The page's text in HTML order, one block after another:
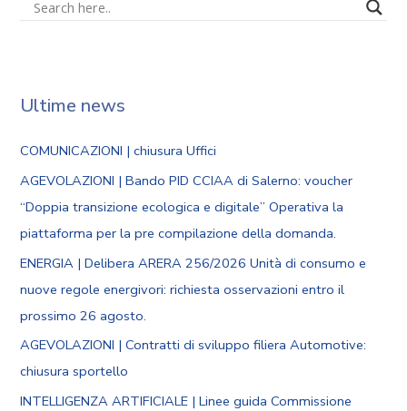
Ultime news
COMUNICAZIONI | chiusura Uffici
AGEVOLAZIONI | Bando PID CCIAA di Salerno: voucher
“Doppia transizione ecologica e digitale” Operativa la
piattaforma per la pre compilazione della domanda.
ENERGIA | Delibera ARERA 256/2026 Unità di consumo e
nuove regole energivori: richiesta osservazioni entro il
prossimo 26 agosto.
AGEVOLAZIONI | Contratti di sviluppo filiera Automotive:
chiusura sportello
INTELLIGENZA ARTIFICIALE | Linee guida Commissione